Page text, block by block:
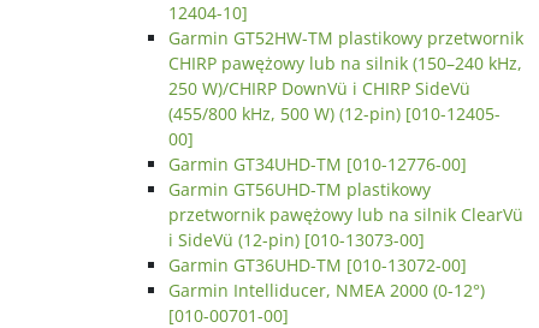
12404-10]
Garmin GT52HW-TM plastikowy przetwornik
CHIRP pawężowy lub na silnik (150–240 kHz,
250 W)/CHIRP DownVü i CHIRP SideVü
(455/800 kHz, 500 W) (12-pin) [010-12405-
00]
Garmin GT34UHD-TM [010-12776-00]
Garmin GT56UHD-TM plastikowy
przetwornik pawężowy lub na silnik ClearVü
i SideVü (12-pin) [010-13073-00]
Garmin GT36UHD-TM [010-13072-00]
Garmin Intelliducer, NMEA 2000 (0-12°)
[010-00701-00]